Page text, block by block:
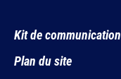
Kit de communication
Plan du site